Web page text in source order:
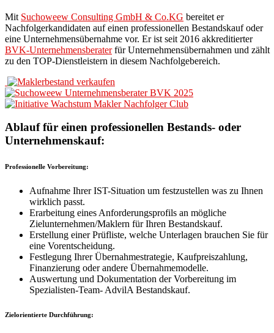
Mit Suchoweew Consulting GmbH & Co.KG bereitet er
Nachfolgerkandidaten auf einen professionellen Bestandskauf oder
eine Unternehmensübernahme vor. Er ist seit 2016 akkreditierter
BVK-Unternehmensberaterfür Unternehmensübernahmen und zählt
zu den TOP-Dienstleistern in diesem Nachfolgebereich.
Ablauf für einen professionellen Bestands- oder
Unternehmenskauf:
Professionelle Vorbereitung:
Aufnahme Ihrer IST-Situation um festzustellen was zu Ihnen
wirklich passt.
Erarbeitung eines Anforderungsprofils an mögliche
Zielunternehmen/Maklern für Ihren Bestandskauf.
Erstellung einer Prüfliste, welche Unterlagen brauchen Sie für
eine Vorentscheidung.
Festlegung Ihrer Übernahmestrategie, Kaufpreiszahlung,
Finanzierung oder andere Übernahmemodelle.
Auswertung und Dokumentation der Vorbereitung im
Spezialisten-Team- AdvilA Bestandskauf.
Zielorientierte Durchführung: